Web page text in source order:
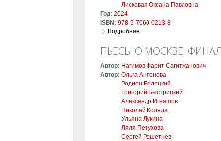
Лисковая Оксана Павловна
Год: 2024
ISBN: 978-5-7060-0213-8
Подробнее
ПЬЕСЫ О МОСКВЕ.
Автор: Нагимов Фарит Сагитжанович
Автор: Ольга Антонова
Родион Белецкий
Григорий Быстрицкий
Александр Игнашов
Николай Коляда
Ульяна Лукина
Ляля Петухова
Сергей Решетнёв